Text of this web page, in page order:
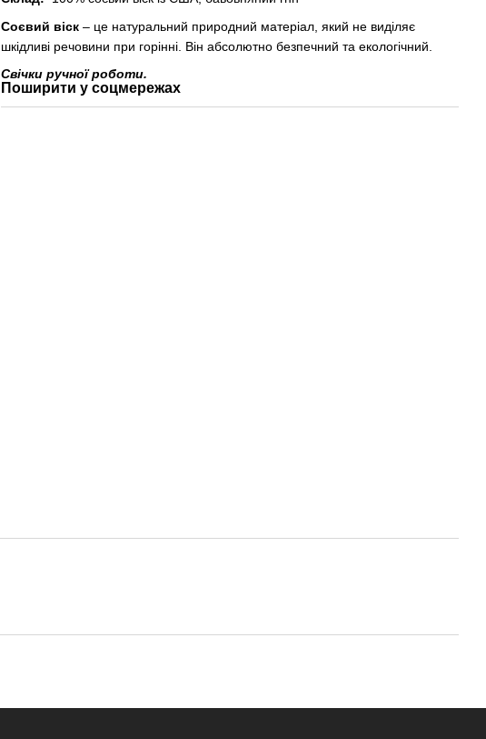
Соєвий віск – це натуральний природний матеріал, який не виділяє
шкідливі речовини при горінні. Він абсолютно безпечний та екологічний.
Свічки ручної роботи.
Поширити у соцмережах